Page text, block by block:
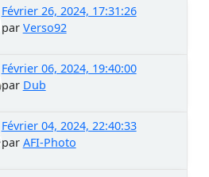
Février 26, 2024, 17:31:26
par Verso92
Février 06, 2024, 19:40:00
par Dub
Février 04, 2024, 22:40:33
par AFI-Photo